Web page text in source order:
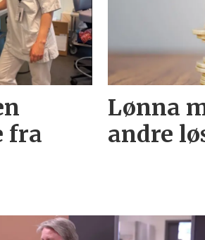
fra
Lønna
andre